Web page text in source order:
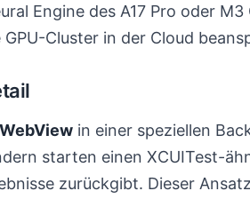
Engine des A17 Pro oder
Cluster in der Cloud
in einer speziellen
starten einen XCUITest-
zurückgibt. Dieser